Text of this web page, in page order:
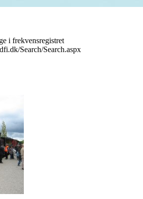
i frekvensregistret
Search/Search.aspx